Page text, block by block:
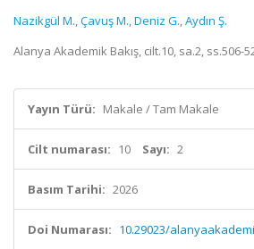
Nazikgül M.,Çavuş M.,Deniz G.,Aydın Ş.
Alanya Akademik Bakış, cilt.10, sa.2, ss.506-
Yayın Türü: Makale / Tam Makale
Cilt numarası: 10 Sayı: 2
Basım Tarihi: 2026
Doi Numarası: 10.29023/